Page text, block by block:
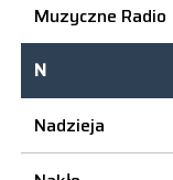
Muzyczne Radio
N
Nadzieja